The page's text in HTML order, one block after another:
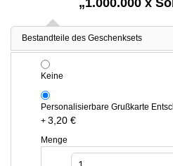
„1.000.000 x
Bestandteile des Geschenksets
Keine
Personalisierbare Grußkarte
+ 3,20 €
Menge